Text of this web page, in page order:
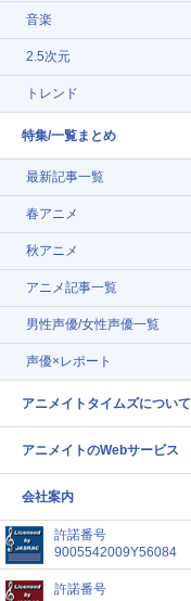
音楽
2.5次元
トレンド
特集/一覧まとめ
最新記事一覧
春アニメ
秋アニメ
アニメ記事一覧
男性声優/女性声優一覧
声優×レポート
アニメイトタイムズについて
アニメイトのWebサービス
会社案内
許諾番号
9005542009Y56084
許諾番号